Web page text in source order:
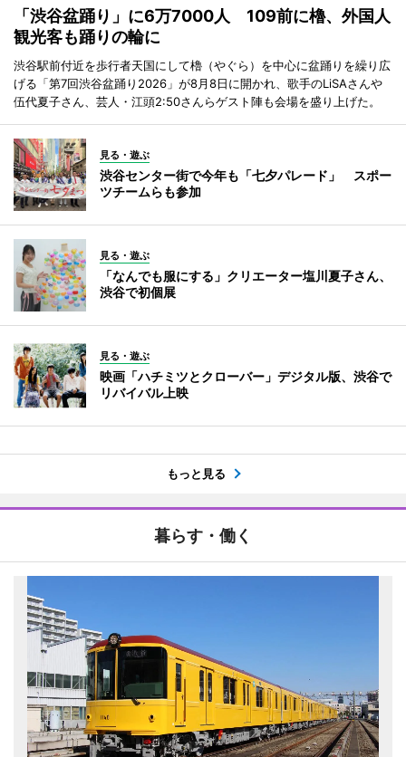
「渋谷盆踊り」に6万7000人 109前に櫓、外国人
観光客も踊りの輪に
渋谷駅前付近を歩行者天国にして櫓（やぐら）を中心に盆踊りを繰り広
げる「第7回渋谷盆踊り2026」が8月8日に開かれ、歌手のLiSAさんや
伍代夏子さん、芸人・江頭2:50さんらゲスト陣も会場を盛り上げた。
見る・遊ぶ
渋谷センター街で今年も「七夕パレード」 スポー
ツチームらも参加
見る・遊ぶ
「なんでも服にする」クリエーター塩川夏子さん、
渋谷で初個展
見る・遊ぶ
映画「ハチミツとクローバー」デジタル版、渋谷で
リバイバル上映
もっと見る
暮らす・働く